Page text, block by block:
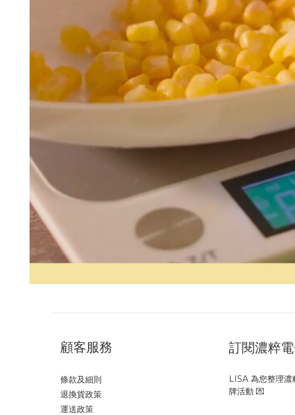
顧客服務
條款及細則
退換貨政策
運送政策
訂閱濃粹
LISA 為您整理濃
牌活動 💌